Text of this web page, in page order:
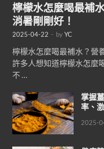
檸檬水怎麼喝最補
消暑剛剛好！
2025-04-22 - byYC
檸檬水怎麼喝最補水？營
許多人想知道檸檬水怎麼
不 …
掌握
率、
2025-